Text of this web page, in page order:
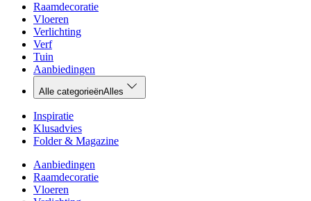
Raamdecoratie
Vloeren
Verlichting
Verf
Tuin
Aanbiedingen
Alle categorieënAlles
Inspiratie
Klusadvies
Folder & Magazine
Aanbiedingen
Raamdecoratie
Vloeren